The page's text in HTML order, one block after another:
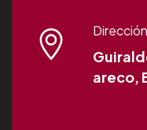
Dirección
areco,